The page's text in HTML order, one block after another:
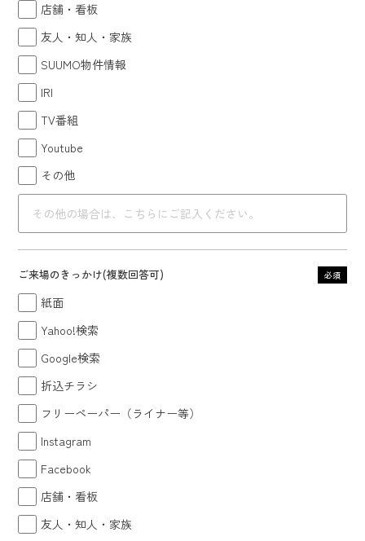
店舗・看板
友人・知人・家族
SUUMO物件情報
IRI
TV番組
Youtube
その他
ご来場のきっかけ(複数回答可) 必須
紙面
Yahoo!検索
Google検索
折込チラシ
フリーペーパー（ライナー等）
Instagram
Facebook
店舗・看板
友人・知人・家族